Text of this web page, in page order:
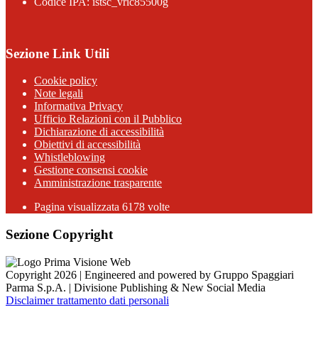
Sezione Link Utili
Cookie policy
Note legali
Informativa Privacy
Ufficio Relazioni con il Pubblico
Dichiarazione di accessibilità
Obiettivi di accessibilità
Whistleblowing
Gestione consensi cookie
Amministrazione trasparente
Pagina visualizzata 6178 volte
Sezione Copyright
Copyright 2026 | Engineered and powered by Gruppo Spaggiari
Parma S.p.A. | Divisione Publishing & New Social Media
Disclaimer trattamento dati personali